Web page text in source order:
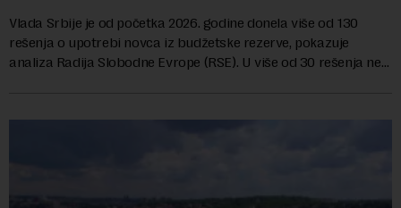
Vlada Srbije je od početka 2026. godine donela više od 130
rešenja o upotrebi novca iz budžetske rezerve, pokazuje
analiza Radija Slobodne Evrope (RSE). U više od 30 rešenja ne